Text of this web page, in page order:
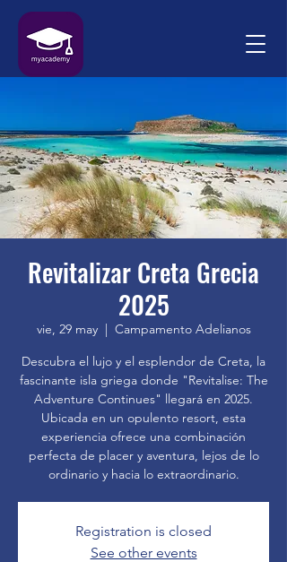
Revitalizar Creta Grecia
2025
vie, 29 may
  |
Campamento Adelianos
Descubra el lujo y el esplendor de Creta, la
fascinante isla griega donde "Revitalise: The
Adventure Continues" llegará en 2025.
Ubicada en un opulento resort, esta
experiencia ofrece una combinación
perfecta de placer y aventura, lejos de lo
ordinario y hacia lo extraordinario.
Registration is closed
See other events